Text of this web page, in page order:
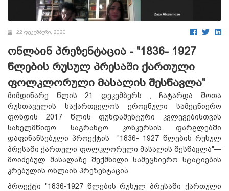
22 დეკემბერი, 2020
ონლაინ პრეზენტაცია - "1836- 1927
წლების რუსულ პრესაში ქართული
ფოლკლორული მასალის შესწავლა"
მიმდინარე წლის 21 დეკემბერს , ჩატარდა შოთა
რუსთაველის საქართველოს ეროვნული სამეცნიერო
ფონდის 2017 წლის ფუნდამენტური კვლევებისთვის
სახელმწიფო საგრანტო კონკურსის ფარგლებში
დაფინანსებული პროექტის "1836- 1927 წლების რუსულ
პრესაში ქართული ფოლკლორული მასალის შესწავლა"—
მოიძებულ მასალაზე შექმნილი სამეცნიერო სტატიების
კრებულის ონლაინ პრეზენტაცია.
პროექტი "1836-1927 წლების რუსულ პრესაში ქართული